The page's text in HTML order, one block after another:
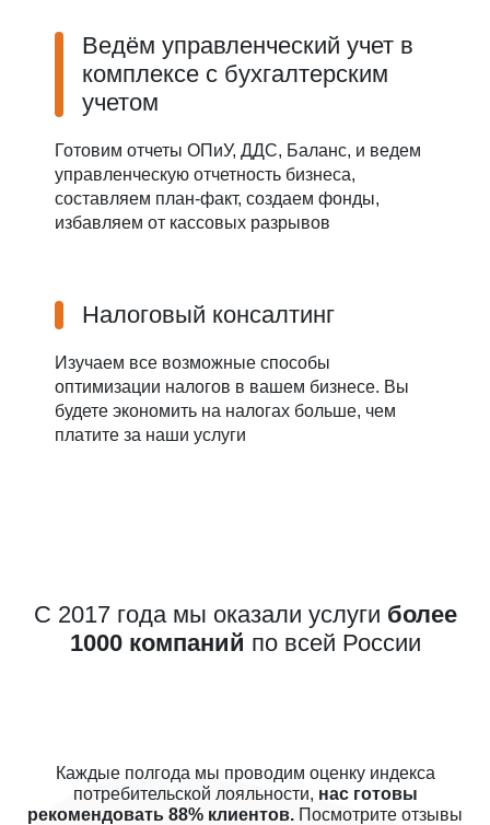
Ведём управленческий учет в
комплексе с бухгалтерским
учетом
Готовим отчеты ОПиУ, ДДС, Баланс, и ведем
управленческую отчетность бизнеса,
составляем план-факт, создаем фонды,
избавляем от кассовых разрывов
Налоговый консалтинг
Изучаем все возможные способы
оптимизации налогов в вашем бизнесе. Вы
будете экономить на налогах больше, чем
платите за наши услуги
С 2017 года мы оказали услуги более
1000 компаний по всей России
Каждые полгода мы проводим оценку индекса
потребительской лояльности, нас готовы
рекомендовать 88% клиентов. Посмотрите отзывы